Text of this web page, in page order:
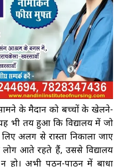
के मैदान को बच्चों के खेलने-
भी तय हुआ कि विद्यालय में जो
अलग से रास्ता निकाला जाए
आते रहते हैं, उससे विद्यालय
हो। अभी पठन-पाठन में बाधा